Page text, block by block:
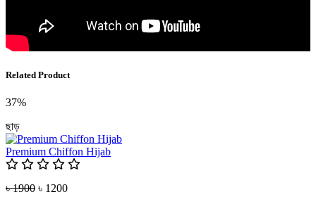
Related Product
37%
ছাড়
Premium Chiffon Hijab
৳ 1900 ৳ 1200